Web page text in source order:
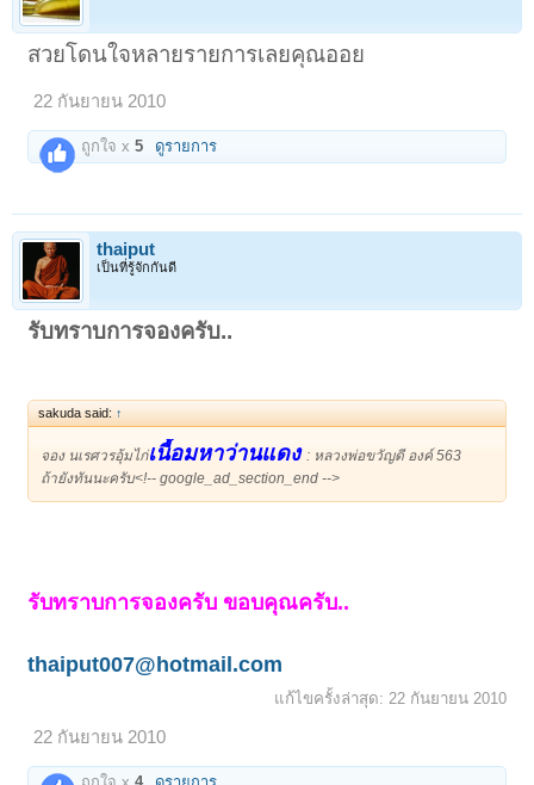
สวยโดนใจหลายรายการเลยคุณออย
22 กันยายน 2010
ถูกใจ x5 ดูรายการ
thaiput
เป็นที่รู้จักกันดี
รับทราบการจองครับ..
sakuda said: ↑
จอง นเรศวรอุ้มไก่เนื้อมหาว่านแดง: หลวงพ่อขวัญดี องค์ 563
ถ้ายังทันนะครับ<!-- google_ad_section_end -->
รับทราบการจองครับ ขอบคุณครับ..
thaiput007@hotmail.com
แก้ไขครั้งล่าสุด: 22 กันยายน 2010
22 กันยายน 2010